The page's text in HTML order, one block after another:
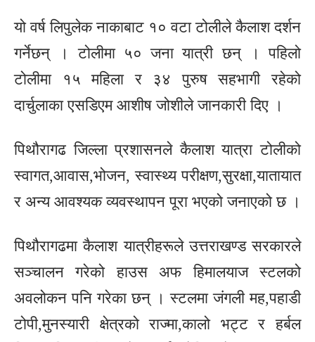
यो वर्ष लिपुलेक नाकाबाट १० वटा टोलीले कैलाश दर्शन
गर्नेछन् । टोलीमा ५० जना यात्री छन् । पहिलो
टोलीमा १५ महिला र ३४ पुरुष सहभागी रहेको
दार्चुलाका एसडिएम आशीष जोशीले जानकारी दिए ।
पिथौरागढ जिल्ला प्रशासनले कैलाश यात्रा टोलीको
स्वागत,आवास,भोजन, स्वास्थ्य परीक्षण,सुरक्षा,यातायात
र अन्य आवश्यक व्यवस्थापन पूरा भएको जनाएको छ ।
पिथौरागढमा कैलाश यात्रीहरूले उत्तराखण्ड सरकारले
सञ्चालन गरेको हाउस अफ हिमालयाज स्टलको
अवलोकन पनि गरेका छन् । स्टलमा जंगली मह,पहाडी
टोपी,मुनस्यारी क्षेत्रको राज्मा,कालो भट्ट र हर्बल